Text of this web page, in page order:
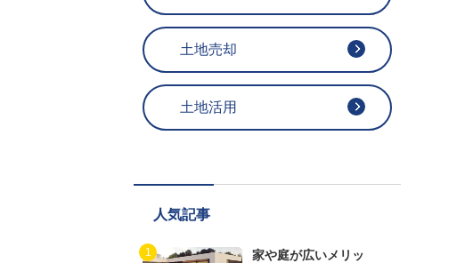
土地売却
土地活用
人気記事
家や庭が広いメリッ